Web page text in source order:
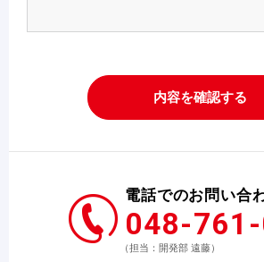
内容を確認する
電話でのお問い合
048-
（担当：開発部 遠藤）